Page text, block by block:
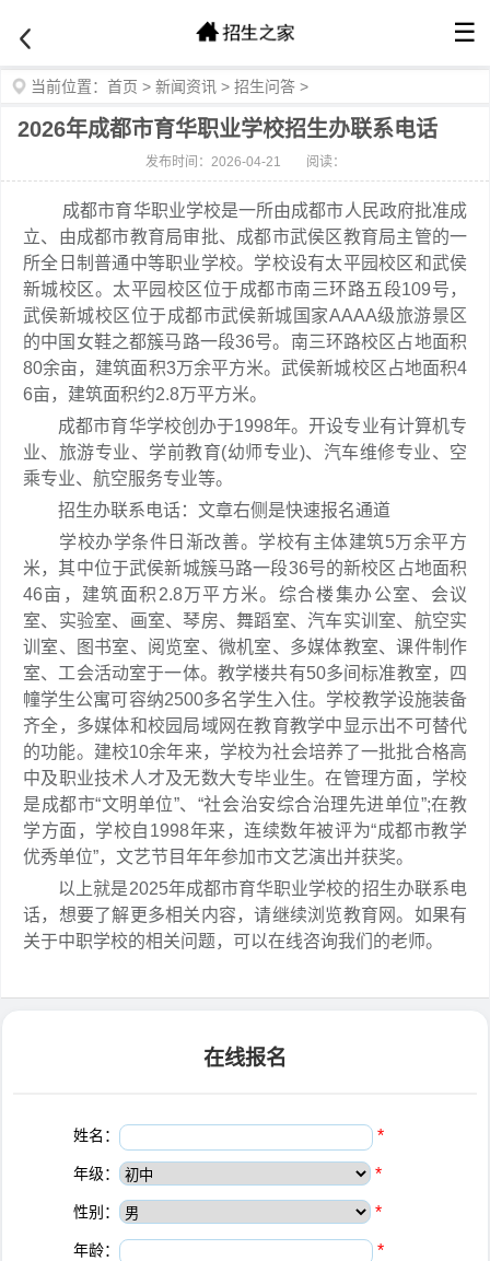
☰
当前位置： 首页 > 新闻资讯 > 招生问答 >
2026年成都市育华职业学校招生办联系电话
发布时间：2026-04-21 阅读：
成都市育华职业学校是一所由成都市人民政府批准成
立、由成都市教育局审批、成都市武侯区教育局主管的一
所全日制普通中等职业学校。学校设有太平园校区和武侯
新城校区。太平园校区位于成都市南三环路五段109号，
武侯新城校区位于成都市武侯新城国家AAAA级旅游景区
的中国女鞋之都簇马路一段36号。南三环路校区占地面积
80余亩，建筑面积3万余平方米。武侯新城校区占地面积4
6亩，建筑面积约2.8万平方米。
成都市育华学校创办于1998年。开设专业有计算机专
业、旅游专业、学前教育(幼师专业)、汽车维修专业、空
乘专业、航空服务专业等。
招生办联系电话：文章右侧是快速报名通道
学校办学条件日渐改善。学校有主体建筑5万余平方
米，其中位于武侯新城簇马路一段36号的新校区占地面积
46亩，建筑面积2.8万平方米。综合楼集办公室、会议
室、实验室、画室、琴房、舞蹈室、汽车实训室、航空实
训室、图书室、阅览室、微机室、多媒体教室、课件制作
室、工会活动室于一体。教学楼共有50多间标准教室，四
幢学生公寓可容纳2500多名学生入住。学校教学设施装备
齐全，多媒体和校园局域网在教育教学中显示出不可替代
的功能。建校10余年来，学校为社会培养了一批批合格高
中及职业技术人才及无数大专毕业生。在管理方面，学校
是成都市“文明单位”、“社会治安综合治理先进单位”;在教
学方面，学校自1998年来，连续数年被评为“成都市教学
优秀单位”，文艺节目年年参加市文艺演出并获奖。
以上就是2025年成都市育华职业学校的招生办联系电
话，想要了解更多相关内容，请继续浏览教育网。如果有
关于中职学校的相关问题，可以在线咨询我们的老师。
在线报名
姓名： *
年级： *
性别： *
年龄： *